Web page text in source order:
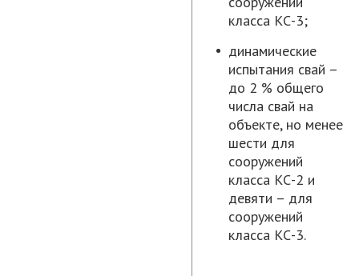
класса КС-3;
динамические
испытания свай –
до 2 % общего
числа свай на
объекте, но менее
шести для
сооружений
класса КС-2 и
девяти – для
сооружений
класса КС-3.